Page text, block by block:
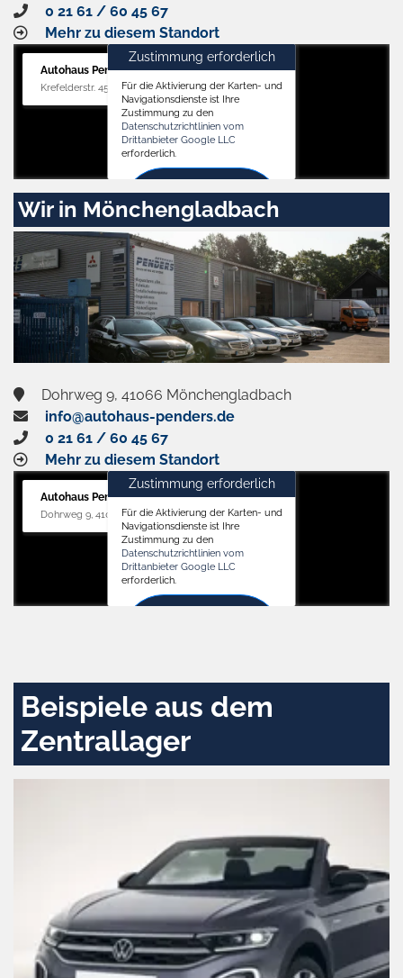
0 21 61 / 60 45 67
Mehr zu diesem Standort
Autohaus Penders (Verkauf)
Krefelderstr. 455, 41066 Mönchengladbach
Zustimmung erforderlich
Für die Aktivierung der Karten- und
Navigationsdienste ist Ihre
Zustimmung zu den
Datenschutzrichtlinien vom
Drittanbieter Google LLC
erforderlich.
Zustimmen
und
aktivieren
Wir in Mönchengladbach
Dohrweg 9, 41066 Mönchengladbach
info@autohaus-penders.de
0 21 61 / 60 45 67
Mehr zu diesem Standort
Autohaus Penders (Service)
Dohrweg 9, 41066 Mönchengladbach
Zustimmung erforderlich
Für die Aktivierung der Karten- und
Navigationsdienste ist Ihre
Zustimmung zu den
Datenschutzrichtlinien vom
Drittanbieter Google LLC
erforderlich.
Beispiele aus dem
Zentrallager